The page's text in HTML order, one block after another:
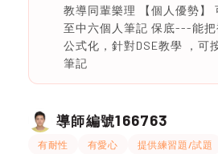
教導同輩樂理 【個人優勢】
至中六個人筆記 保底---能把
公式化，針對DSE教學 ，可
筆記
導師編號166763
有耐性 有愛心 提供練習題/試題